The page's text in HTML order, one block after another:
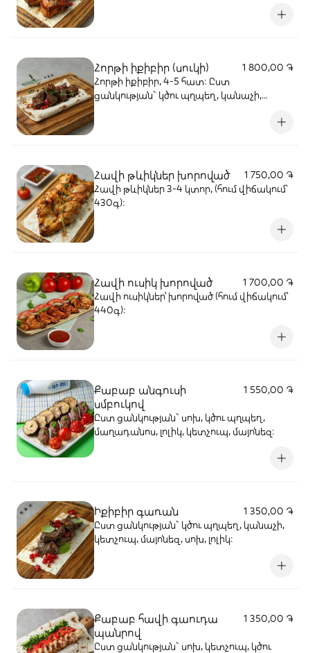
Հորթի իքիբիր (սուկի)
1 800,00 ֏
Հորթի իքիբիր, 4-5 հատ: Ըստ
ցանկության` կծու պղպեղ, կանաչի,
Հավի թևիկներ խորոված
1 750,00 ֏
Հավի թևիկներ 3-4 կտոր, (հում վիճակում՝
430գ):
Հավի ուսիկ խորոված
1 700,00 ֏
Հավի ուսիկներ՝ խորոված (հում վիճակում՝
440գ):
Քաբաբ անգուսի
սմբուկով
1 550,00 ֏
Ըստ ցանկության` սոխ, կծու պղպեղ,
մաղադանոս, լոլիկ, կետչուպ, մայոնեզ:
Իքիբիր գառան
1 350,00 ֏
Ըստ ցանկության` կծու պղպեղ, կանաչի,
կետչուպ, մայոնեզ, սոխ, լոլիկ:
Քաբաբ հավի գաուդա
պանրով
1 350,00 ֏
Ըստ ցանկության` սոխ, կետչուպ, կծու